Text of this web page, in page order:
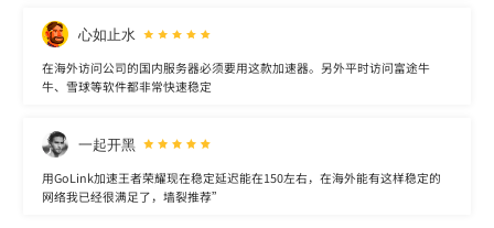
心如止水
在海外访问公司的国内服务器必须要用这款加速器。另外平时访问富途牛
牛、雪球等软件都非常快速稳定
一起开黑
用GoLink加速王者荣耀现在稳定延迟能在150左右，在海外能有这样稳定的
网络我已经很满足了，墙裂推荐”